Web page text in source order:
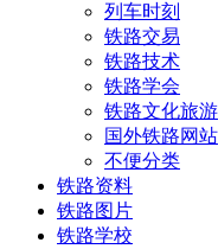
列车时刻
铁路交易
铁路技术
铁路学会
铁路文化旅游
国外铁路网站
不便分类
铁路资料
铁路图片
铁路学校